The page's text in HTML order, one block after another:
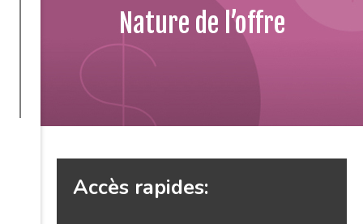
Nature de l’offre
Accès rapides: